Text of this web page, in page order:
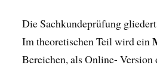
Die Sachkundeprüfung
Im theoretischen Teil wird ein
Bereichen, als Online-